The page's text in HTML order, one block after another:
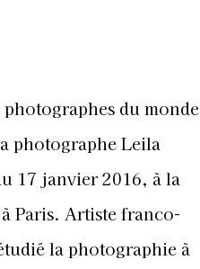
photographes du monde
photographe Leila
17 janvier 2016, à la
Paris. Artiste franco-
la photographie à